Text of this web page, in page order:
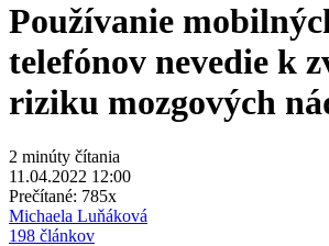
Používanie
telefónov nevedie k
riziku mozgových
2 minúty čítania
11.04.2022 12:00
Prečítané: 785x
Michaela Luňáková
198 článkov